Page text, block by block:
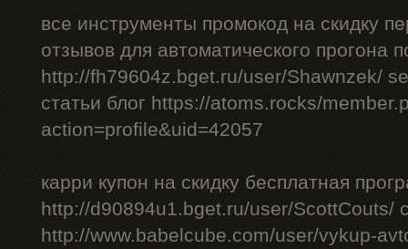
все инструменты промокод на скидку
отзывов для автоматического прогона
http://fh79604z.bget.ru/user/Shawnzek/
статьи блог https://atoms.rocks/
action=profile&uid=42057
карри купон на скидку бесплатная
http://d90894u1.bget.ru/user/ScottCouts/
http://www.babelcube.com/user/vykup-